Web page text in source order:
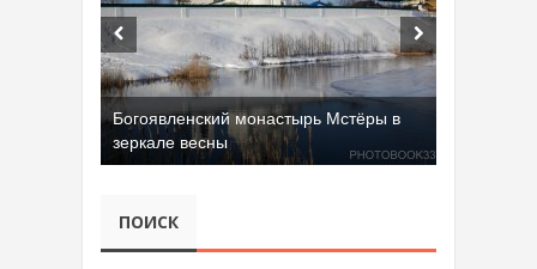
Богоявленский монастырь Мстёры в
зеркале весны
Добрятинский карьер (д. Алферово)
ПОИСК